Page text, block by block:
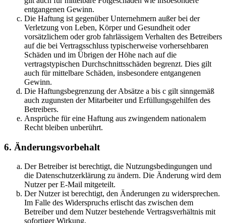
entgangenen Gewinn.
Die Haftung ist gegenüber Unternehmern außer bei der
Verletzung von Leben, Körper und Gesundheit oder
vorsätzlichem oder grob fahrlässigem Verhalten des Betreibers
auf die bei Vertragsschluss typischerweise vorhersehbaren
Schäden und im Übrigen der Höhe nach auf die
vertragstypischen Durchschnittsschäden begrenzt. Dies gilt
auch für mittelbare Schäden, insbesondere entgangenen
Gewinn.
Die Haftungsbegrenzung der Absätze a bis c gilt sinngemäß
auch zugunsten der Mitarbeiter und Erfüllungsgehilfen des
Betreibers.
Ansprüche für eine Haftung aus zwingendem nationalem
Recht bleiben unberührt.
6. Änderungsvorbehalt
Der Betreiber ist berechtigt, die Nutzungsbedingungen und
die Datenschutzerklärung zu ändern. Die Änderung wird dem
Nutzer per E-Mail mitgeteilt.
Der Nutzer ist berechtigt, den Änderungen zu widersprechen.
Im Falle des Widerspruchs erlischt das zwischen dem
Betreiber und dem Nutzer bestehende Vertragsverhältnis mit
sofortiger Wirkung.